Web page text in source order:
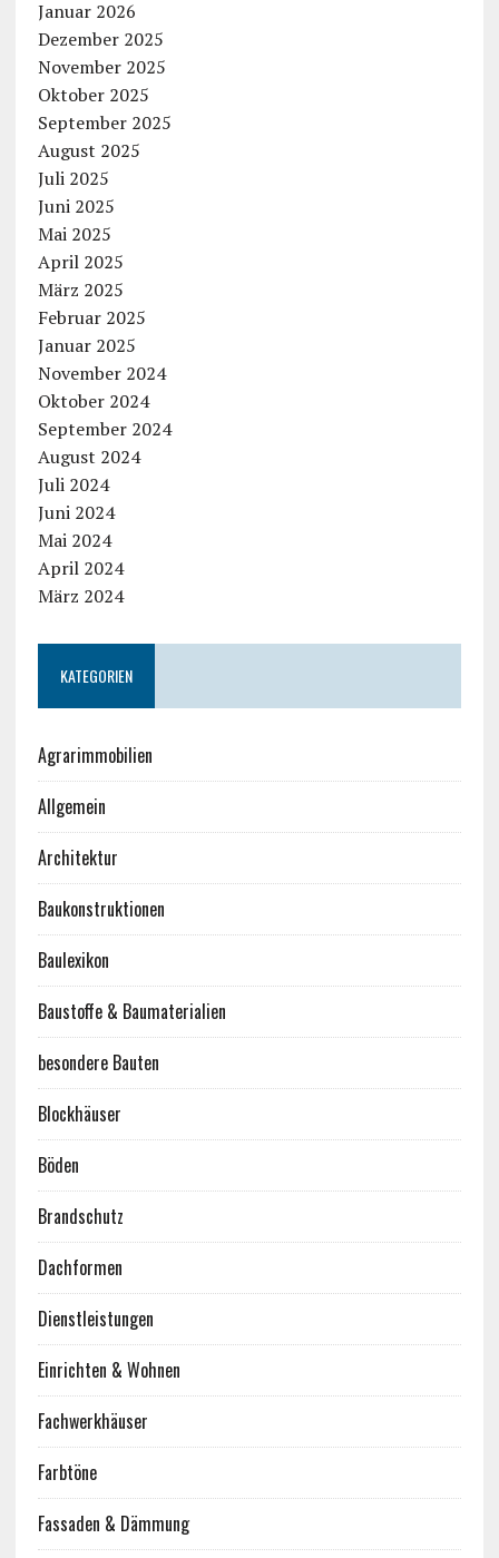
Januar 2026
Dezember 2025
November 2025
Oktober 2025
September 2025
August 2025
Juli 2025
Juni 2025
Mai 2025
April 2025
März 2025
Februar 2025
Januar 2025
November 2024
Oktober 2024
September 2024
August 2024
Juli 2024
Juni 2024
Mai 2024
April 2024
März 2024
KATEGORIEN
Agrarimmobilien
Allgemein
Architektur
Baukonstruktionen
Baulexikon
Baustoffe & Baumaterialien
besondere Bauten
Blockhäuser
Böden
Brandschutz
Dachformen
Dienstleistungen
Einrichten & Wohnen
Fachwerkhäuser
Farbtöne
Fassaden & Dämmung